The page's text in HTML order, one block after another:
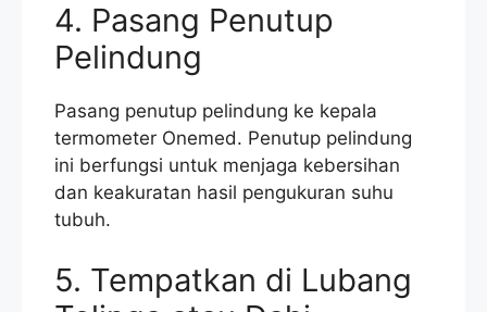
4. Pasang Penutup
Pelindung
Pasang penutup pelindung ke kepala
termometer Onemed. Penutup pelindung
ini berfungsi untuk menjaga kebersihan
dan keakuratan hasil pengukuran suhu
tubuh.
5. Tempatkan di Lubang